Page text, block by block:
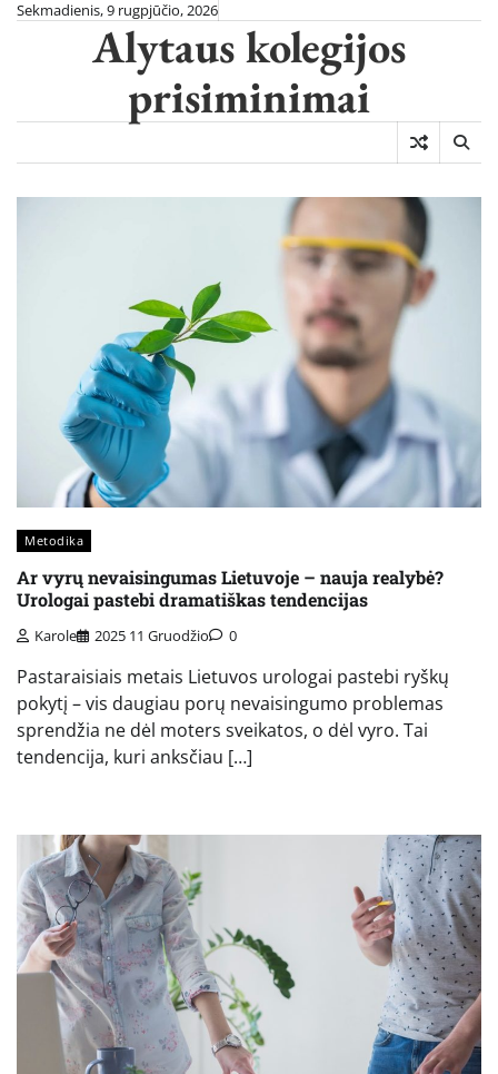
SkipSekmadienis, 9 rugpjūčio, 2026
Alytaus kolegijos
prisiminimai
Metodika
Ar vyrų nevaisingumas Lietuvoje – nauja realybė?
Urologai pastebi dramatiškas tendencijas
Karole 2025 11 Gruodžio 0
Pastaraisiais metais Lietuvos urologai pastebi ryškų
pokytį – vis daugiau porų nevaisingumo problemas
sprendžia ne dėl moters sveikatos, o dėl vyro. Tai
tendencija, kuri anksčiau […]